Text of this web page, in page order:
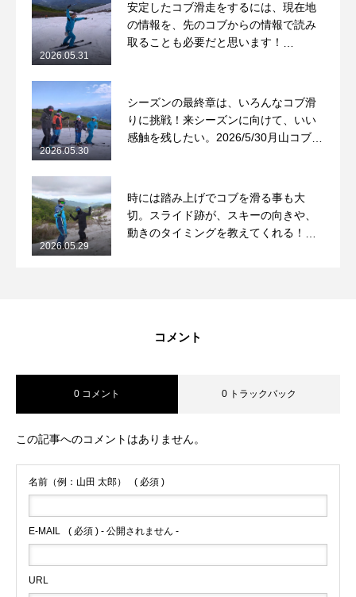
安定したコブ滑走をするには、現在地
の情報を、先のコブからの情報で読み
取ることも必要だと思います！
2026.05.31
シーズンの最終章は、いろんなコブ滑
りに挑戦！来シーズンに向けて、いい
感触を残したい。2026/5/30月山コブレ
2026.05.30
時には踏み上げでコブを滑る事も大
切。スライド跡が、スキーの向きや、
動きのタイミングを教えてくれる！
2026.05.29
コメント
0 コメント 0 トラックバック
この記事へのコメントはありません。
名前（例：山田 太郎） ( 必須 )
E-MAIL ( 必須 ) - 公開されません -
URL